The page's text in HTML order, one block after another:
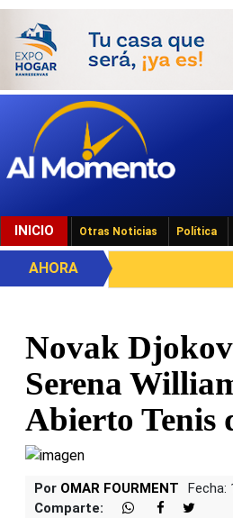
INICIO Otras Noticias Política
AHORA
Novak
Serena
Abierto Tenis
Por OMAR FOURMENT
Comparte: